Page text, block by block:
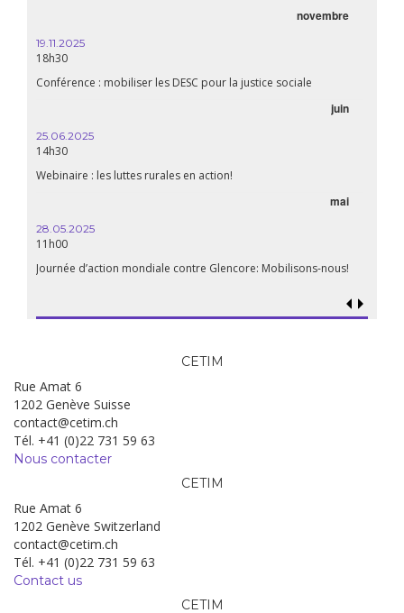
novembre
19.11.2025
18h30
Conférence : mobiliser les DESC pour la justice sociale
juin
25.06.2025
14h30
Webinaire : les luttes rurales en action!
mai
28.05.2025
11h00
Journée d’action mondiale contre Glencore: Mobilisons-nous!
CETIM
Rue Amat 6
1202 Genève Suisse
contact@cetim.ch
Tél. +41 (0)22 731 59 63
Nous contacter
CETIM
Rue Amat 6
1202 Genève Switzerland
contact@cetim.ch
Tél. +41 (0)22 731 59 63
Contact us
CETIM